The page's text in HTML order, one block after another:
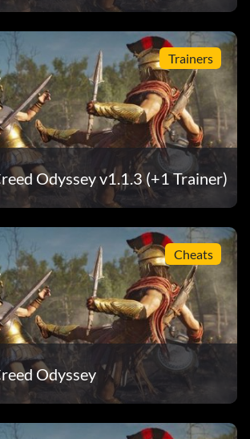
Trainers
Odyssey v1.1.3 (+1 Trainer)
Cheats
Odyssey